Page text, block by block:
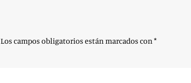
Los campos obligatorios están marcados con*